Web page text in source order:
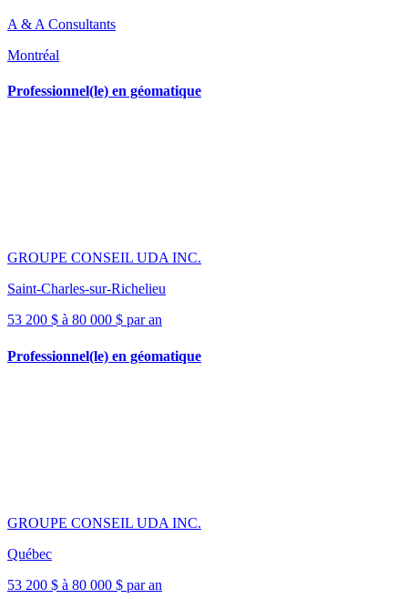
A & A Consultants
Montréal
Professionnel(le) en géomatique
GROUPE CONSEIL UDA INC.
Saint-Charles-sur-Richelieu
53 200 $ à 80 000 $ par an
Professionnel(le) en géomatique
GROUPE CONSEIL UDA INC.
Québec
53 200 $ à 80 000 $ par an